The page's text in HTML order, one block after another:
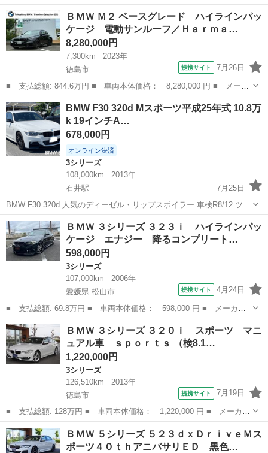
名： ＢＭＷ ■ 車種名： Ｍ２ ■ グレード名： エディションブ
ラックシャドウ ■ 排気量： 3000cc ■ ドア枚数： クーペ ■ ...
徳島 BMW
ＢＭＷ Ｍ２ ベースグレード ハイラインパッ
ケージ 電動サンルーフ／Ｈａｒｍａ…
8,280,000円
7,300km
2023年
徳島市
提携サイト 7月26日
■ 支払総額: 844.6万円 ■ 車両本体価格： 8,280,000 円 ■ メーカ
ー名： ＢＭＷ ■ 車種名： Ｍ２ ■ グレード名： ベースグレー
ド ハイラインパッケージ 電動サンルーフ／Ｈａｒｍａｎ Ｋａｒ
ｄｏｎサ...
徳島 徳島市
BMW F30 320d Mスポーツ平成25年式 10.8万
k 19インチA…
678,000円
オンライン決済
3シリーズ
108,000km
2013年
石井駅
7月25日
BMW F30 320d 人気のディーゼル・リップスポイラー 車検R8/12 ツイ
ンパワーターボ エラー無し(たまに、フューエルプレッシャーエラー)
交換予定、部品注文中・又、交換したらISTAにて診断予定 モニタ...
徳島 名西郡 3シリーズ
ＢＭＷ ３シリーズ ３２３ｉ ハイラインパッ
ケージ エナジー 降るコンプリート…
598,000円
3シリーズ
107,000km
2006年
愛媛県 松山市
提携サイト 4月24日
■ 支払総額: 69.8万円 ■ 車両本体価格： 598,000 円 ■ メーカー
名： ＢＭＷ ■ 車種名： ３シリーズ ■ グレード名： ３２３
ｉ ハイラインパッケージ エナジー 降るコンプリート バックカ
メラ ナビ ア...
愛媛 松山市
ＢＭＷ ３シリーズ ３２０ｉ スポーツ マニ
ュアル車 ｓｐｏｒｔｓ （検8.1…
1,220,000円
3シリーズ
126,510km
2013年
徳島市
提携サイト 7月19日
■ 支払総額: 128万円 ■ 車両本体価格： 1,220,000 円 ■ メーカー
名： ＢＭＷ ■ 車種名： ３シリーズ ■ グレード名： ３２０
ｉ スポーツ マニュアル車 ｓｐｏｒｔｓ ■ 排気量： 2000cc
■ ...
徳島 徳島市
ＢＭＷ ５シリーズ ５２３ｄｘＤｒｉｖｅＭス
ポーツ４０ｔｈアニバサリＥＤ 黒色…